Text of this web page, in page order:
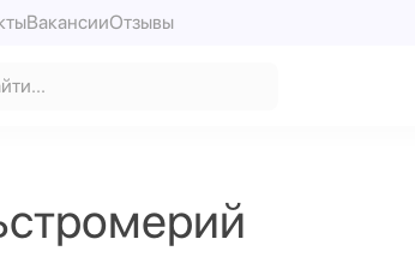
ВакансииОтзывы